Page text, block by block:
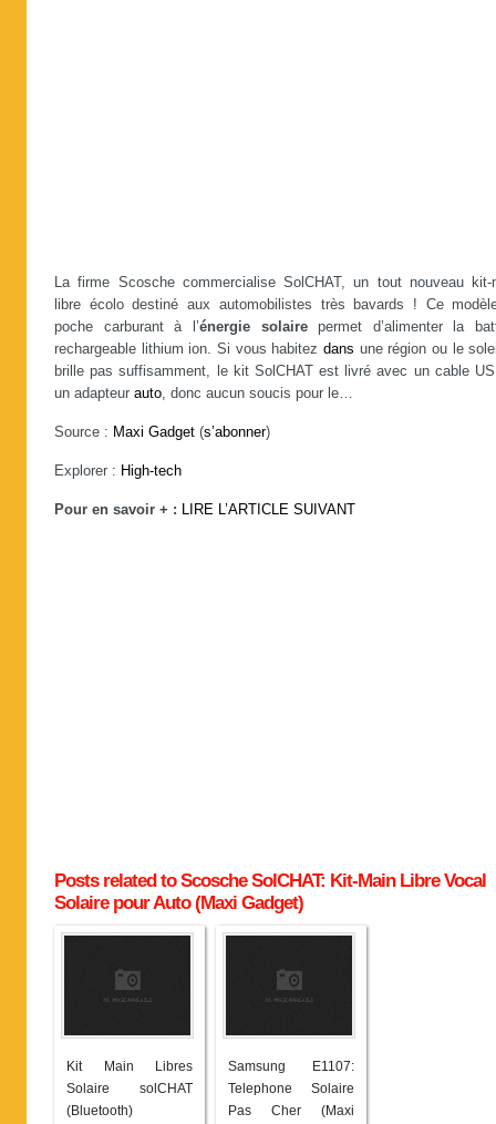
La firme Scosche commercialise SolCHAT, un tout nouveau kit-
libre écolo destiné aux automobilistes très bavards ! Ce
poche carburant à l’énergie solairepermet d’alimenter la
rechargeable lithium ion. Si vous habitez dans une région ou le
brille pas suffisamment, le kit SolCHAT est livré avec un cable
un adapteur auto, donc aucun soucis pour le…
Source : Maxi Gadget (s’abonner)
Explorer : High-tech
Pour en savoir + : LIRE L’ARTICLE SUIVANT
Posts related to Scosche SolCHAT: Kit-Main Libre Vocal
Solaire pour Auto (Maxi Gadget)
Kit Main Libres
Solaire solCHAT
(Bluetooth)
Samsung E1107:
Telephone Solaire
Pas Cher (Maxi